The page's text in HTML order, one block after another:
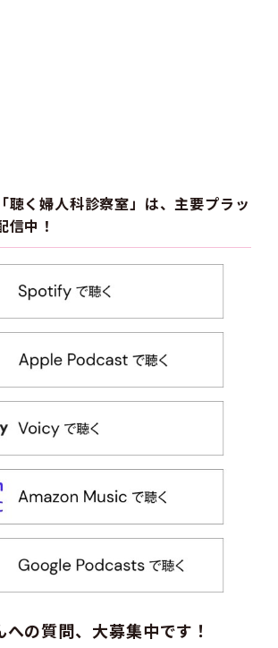
聴く婦人科診察室」は、主要プラッ
信中！
の質問、大募集中です！